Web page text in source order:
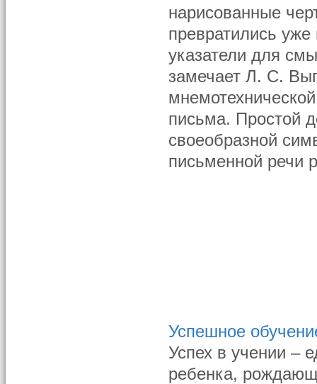
нарисованные
превратились
указатели для
замечает Л. С.
письма. Простой
своеобразной
письменной речи
Успешное
Успех в учении –
ребенка,